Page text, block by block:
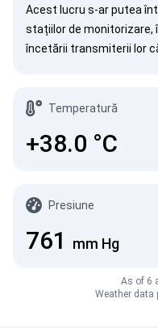
Acest lucru s-ar putea
stațiilor de monitorizare,
încetării transmiterii lor
Temperatură
+38.0 °C
Presiune
761 mm Hg
As of 6
Weather data